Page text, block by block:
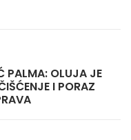
PALMA: OLUJA JE
I PORAZ